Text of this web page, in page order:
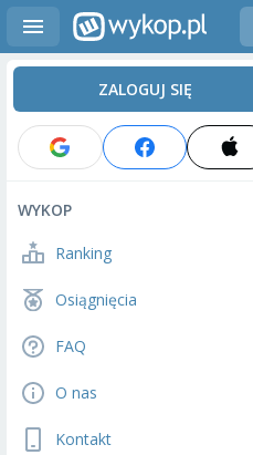
ZALOGUJ SIĘ
WYKOP
Ranking
Osiągnięcia
FAQ
O nas
Kontakt